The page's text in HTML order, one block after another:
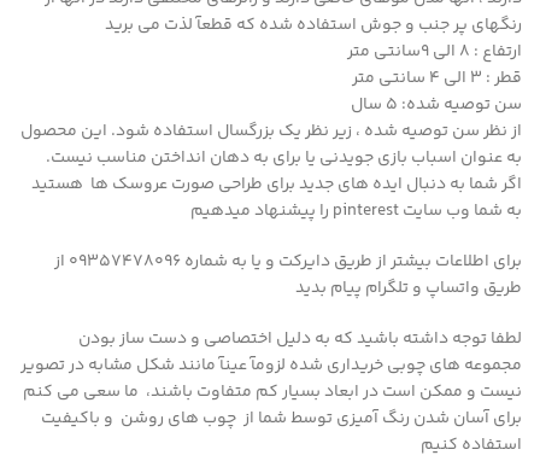
رنگهای پر جنب و جوش استفاده شده که قطعآ لذت می برید
ارتفاع : ۸ الی ۹سانتی متر
قطر : ۳ الی ۴ سانتی متر
سن توصیه شده: ۵ سال
از نظر سن توصیه شده ، زیر نظر یک بزرگسال استفاده شود. این محصول
به عنوان اسباب بازی جویدنی یا برای به دهان انداختن مناسب نیست.
اگر شما به دنبال ایده های جدید برای طراحی صورت عروسک ها هستید
به شما وب سایت pinterest را پیشنهاد میدهیم
برای اطلاعات بیشتر از طریق دایرکت و یا به شماره 09357478096 از
طریق واتساپ و تلگرام پیام بدید
لطفا توجه داشته باشید که به دلیل اختصاصی و دست ساز بودن
مجموعه های چوبی خریداری شده لزومآ عینآ مانند شکل مشابه در تصویر
نیست و ممکن است در ابعاد بسیار کم متفاوت باشند، ما سعی می کنم
برای آسان شدن رنگ آمیزی توسط شما از چوب های روشن و باکیفیت
استفاده کنیم